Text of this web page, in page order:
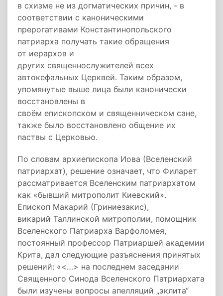
в схизме не из догматических причин, - в
соответствии с каноническими
прерогативами Константинопольского
патриарха получать такие обращения
от иерархов и
других священнослужителей всех
автокефальных Церквей. Таким образом,
упомянутые выше лица были канонически
восстановлены в
своём епископском и священническом сане,
также было восстановлено общение их
паствы с Церковью.
По словам архиепископа Иова (Вселенский
патриархат), решение означает, что Филарет
рассматривается Вселенским патриархатом
как «бывший митрополит Киевский».
Епископ Макарий (Гриниезакис),
викарий Таллинской митрополии, помощник
Вселенского Патриарха Варфоломея,
постоянный профессор Патриаршей академии
Крита, дал следующие разъяснения принятых
решений: «<…> на последнем заседании
Священного Синода Вселенского Патриархата
были изучены вопросы апелляций „эклита“